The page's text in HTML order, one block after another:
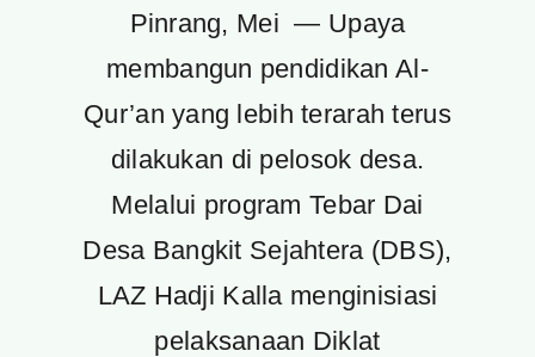
Pinrang, Mei — Upaya
membangun pendidikan Al-
Qur’an yang lebih terarah terus
dilakukan di pelosok desa.
Melalui program Tebar Dai
Desa Bangkit Sejahtera (DBS),
LAZ Hadji Kalla menginisiasi
pelaksanaan Diklat